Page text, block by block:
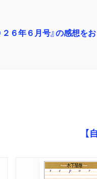
６年６月号』の感想を